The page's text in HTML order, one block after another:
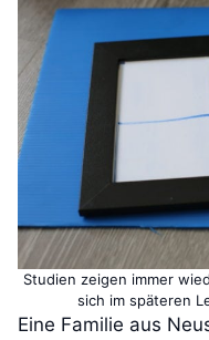
Studien zeigen immer
sich im späteren
Eine Familie aus